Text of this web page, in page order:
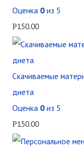
Оценка 0из 5
Р150.00
Скачиваемые
диета
Оценка 0из 5
Р150.00